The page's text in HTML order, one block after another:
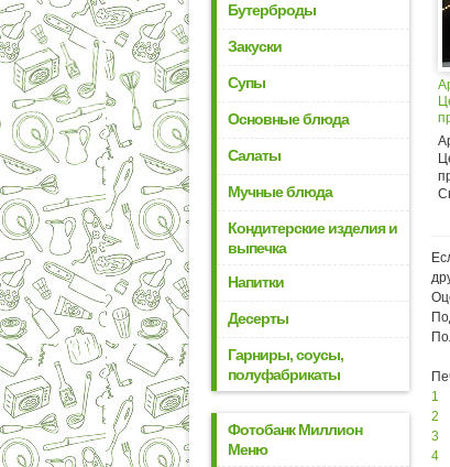
Бутерброды
Закуски
Супы
Основные блюда
Салаты
Мучные блюда
Кондитерские изделия и
выпечка
Напитки
Десерты
Гарниры, соусы,
полуфабрикаты
Фотобанк Миллион
Меню
1
2
3
4